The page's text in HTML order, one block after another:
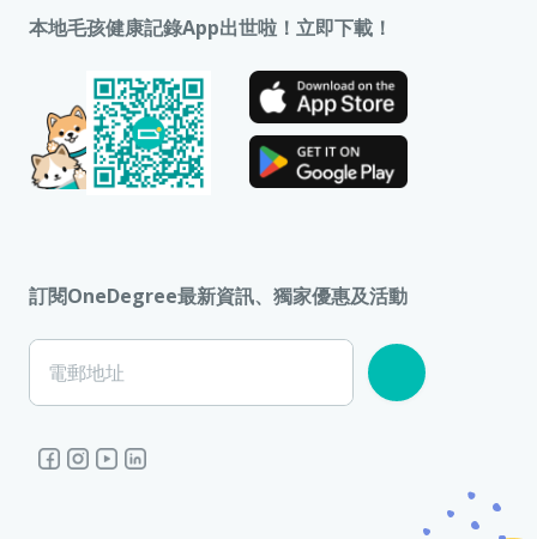
本地毛孩健康記錄App出世啦！立即下載！
訂閱OneDegree最新資訊、獨家優惠及活動
電郵地址